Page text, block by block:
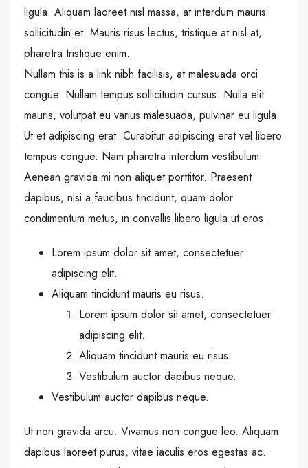
ligula. Aliquam laoreet nisl massa, at interdum mauris
sollicitudin et. Mauris risus lectus, tristique at nisl at,
pharetra tristique enim.
Nullam this is a link nibh facilisis, at malesuada orci
congue. Nullam tempus sollicitudin cursus. Nulla elit
mauris, volutpat eu varius malesuada, pulvinar eu ligula.
Ut et adipiscing erat. Curabitur adipiscing erat vel libero
tempus congue. Nam pharetra interdum vestibulum.
Aenean gravida mi non aliquet porttitor. Praesent
dapibus, nisi a faucibus tincidunt, quam dolor
condimentum metus, in convallis libero ligula ut eros.
Lorem ipsum dolor sit amet, consectetuer
adipiscing elit.
Aliquam tincidunt mauris eu risus.
Lorem ipsum dolor sit amet, consectetuer
adipiscing elit.
Aliquam tincidunt mauris eu risus.
Vestibulum auctor dapibus neque.
Vestibulum auctor dapibus neque.
Ut non gravida arcu. Vivamus non congue leo. Aliquam
dapibus laoreet purus, vitae iaculis eros egestas ac.